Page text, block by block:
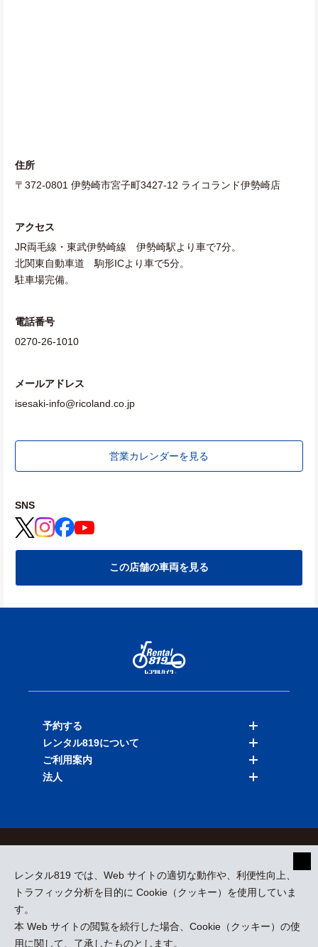
住所
〒372-0801 伊勢崎市宮子町3427-12 ライコランド伊勢崎店
アクセス
JR両毛線・東武伊勢崎線 伊勢崎駅より車で7分。
北関東自動車道 駒形ICより車で5分。
駐車場完備。
電話番号
0270-26-1010
メールアドレス
isesaki-info@ricoland.co.jp
営業カレンダーを見る
SNS
この店舗の車両を見る
レンタル819 では、Web サイトの適切な動作や、利便性向上、
トラフィック分析を目的に Cookie（クッキー）を使用していま
す。
本 Web サイトの閲覧を続行した場合、Cookie（クッキー）の使
用に関して、了承したものとします。
予約する
バイクを探す
店舗を探す
レンタル819について
料金表
ご利用案内
法人
採用情報
プレスリリース
kizuki Rental Service © All Rights Reserved.